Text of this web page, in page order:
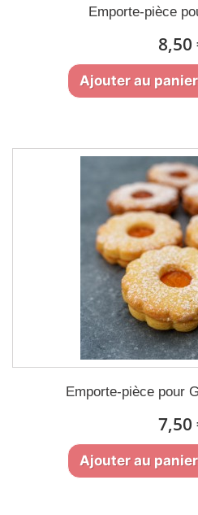
Emporte-pièce
8,50
Ajouter au panier
Emporte-pièce pour
7,50
Ajouter au panier